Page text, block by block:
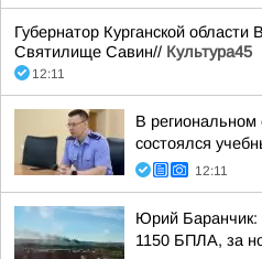
Губернатор Курганской
Святилище Савин// Культура45
12:11
В региональном
состоялся
12:11
Юрий Баранчик:
1150 БПЛА, за